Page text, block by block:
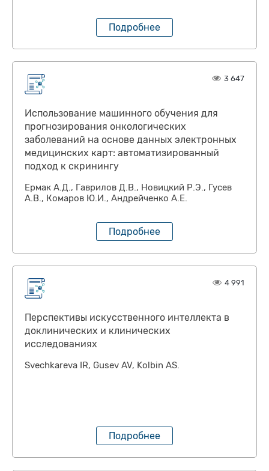
Подробнее
3 647
Использование машинного обучения для
прогнозирования онкологических
заболеваний на основе данных электронных
медицинских карт: автоматизированный
подход к скринингу
Eрмак А.Д., Гаврилов Д.В., Новицкий Р.Э., Гусев
А.В., Комаров Ю.И., Андрейченко А.Е.
Подробнее
4 991
Перспективы искусственного интеллекта в
доклинических и клинических
исследованиях
Svechkareva IR, Gusev AV, Kolbin AS.
Подробнее